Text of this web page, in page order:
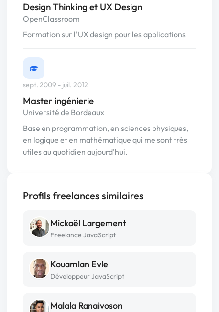
Design Thinking et UX Design
OpenClassroom
Formation sur l'UX design pour les applications
sept. 2009 - juil. 2012
Master ingénierie
Université de Bordeaux
Base en programmation, en sciences physiques,
en logique et en mathématique qui me sont très
utiles au quotidien aujourd'hui.
Profils freelances similaires
Mickaël Largement
Freelance JavaScript
Kouamlan Evle
Développeur JavaScript
Malala Ranaivoson